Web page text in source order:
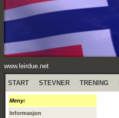
www.leirdue.net
START STEVNER TRENING
Meny:
Informasjon